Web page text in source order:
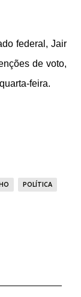
federal, Jair
de voto,
feira.
POLÍTICA